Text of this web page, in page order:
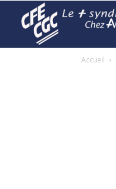
Accueil